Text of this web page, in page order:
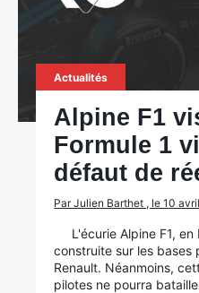
Actualités
Alpine F1
Formule 1
défaut de
Par Julien Barthet , le 10
L'écurie Alpine F1, en
construite sur les bases
Renault. Néanmoins,
pilotes ne pourra